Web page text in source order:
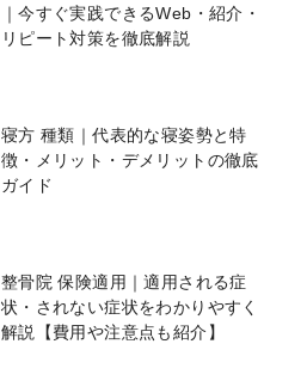
｜今すぐ実践できるWeb・紹介・
リピート対策を徹底解説
寝方 種類｜代表的な寝姿勢と特
徴・メリット・デメリットの徹底
ガイド
整骨院 保険適用｜適用される症
状・されない症状をわかりやすく
解説【費用や注意点も紹介】